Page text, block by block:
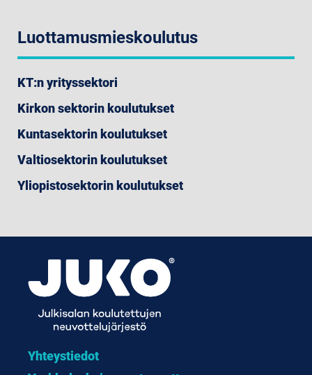
Luottamusmieskoulutus
KT:n yrityssektori
Kirkon sektorin koulutukset
Kuntasektorin koulutukset
Valtiosektorin koulutukset
Yliopistosektorin koulutukset
Yhteystiedot